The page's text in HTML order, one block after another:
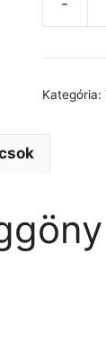
-
Kategória: